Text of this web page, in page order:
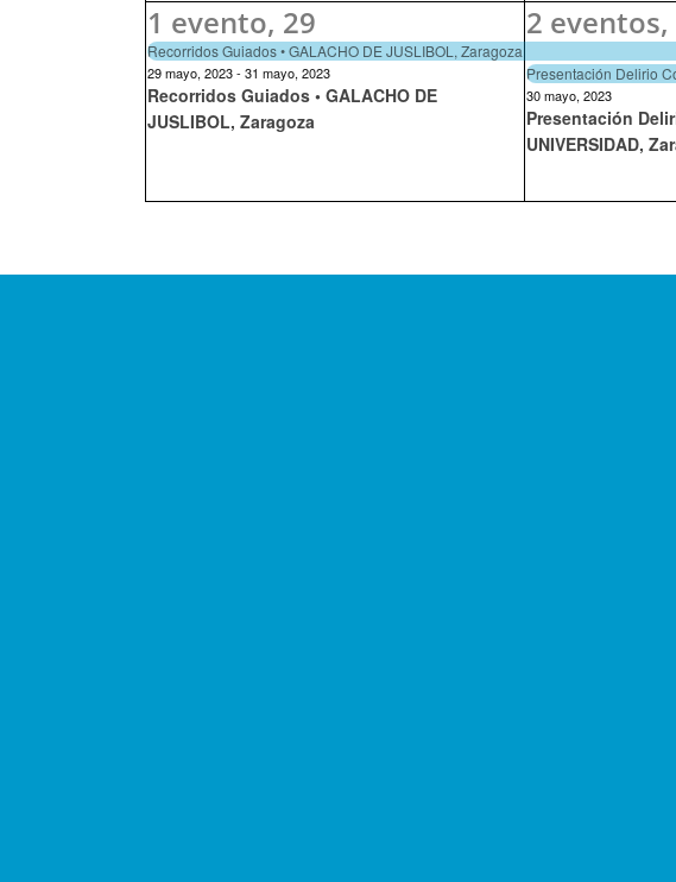
1 evento, 29
Recorridos Guiados • GALACHO DE JUSLIBOL, Zaragoza
29 mayo, 2023- 31 mayo, 2023
Recorridos Guiados • GALACHO DE
JUSLIBOL, Zaragoza
2 eventos,
Presentación Delirio
30 mayo, 2023
Presentación
UNIVERSIDAD,